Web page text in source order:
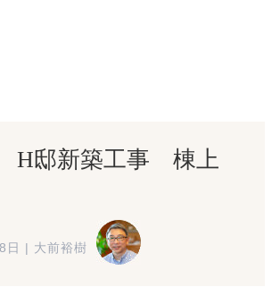
H邸新築工事 棟上
日 大前裕樹